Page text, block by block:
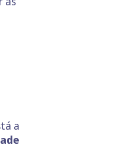
a